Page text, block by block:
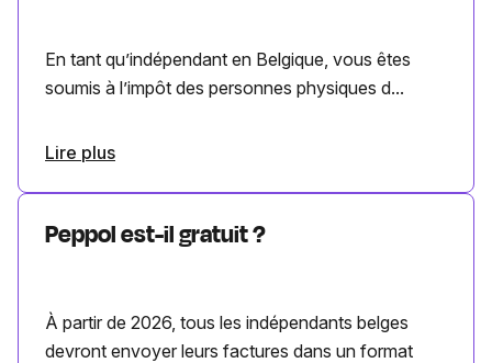
En tant qu’indépendant en Belgique, vous êtes
soumis à l’impôt des personnes physiques d...
Lire plus
Peppol est-il gratuit ?
À partir de 2026, tous les indépendants belges
devront envoyer leurs factures dans un format